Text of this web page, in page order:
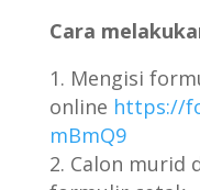
Cara
Mengisi
online https://
mBmQ9
Calon murid